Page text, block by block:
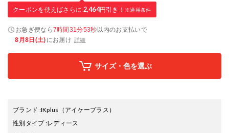
クーポンを使えばさらに 2,464円引き！ ※適用条件
お急ぎ便なら7時間31分52秒以内のお支払いで
8月8日(土)にお届け 詳細
サイズ・色を選ぶ
ブランド :IKplus （アイケープラス）
性別タイプ:レディース